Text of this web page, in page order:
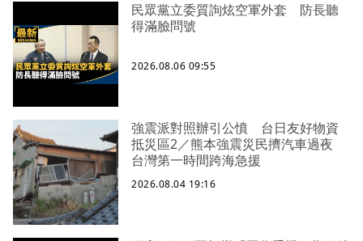
民眾黨立委質詢炫空軍外套 防長聽
得滿臉問號
2026.08.06 09:55
強震派對照辦引公憤 台日友好物資
抵災區2／熊本強震災民擠汽車過夜
台灣第一時間跨海急援
2026.08.04 19:16